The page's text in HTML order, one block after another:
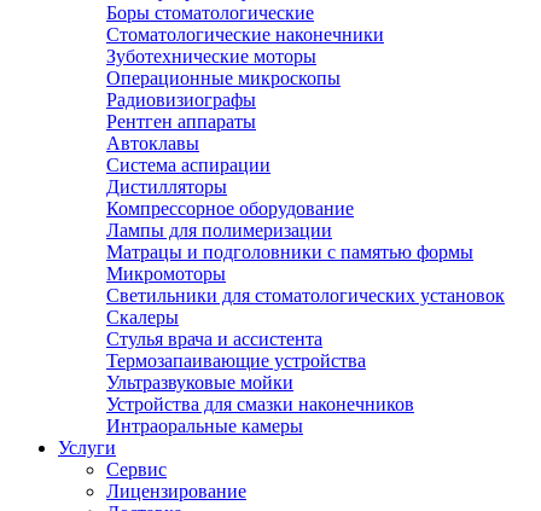
Боры стоматологические
Стоматологические наконечники
Зуботехнические моторы
Операционные микроскопы
Радиовизиографы
Рентген аппараты
Автоклавы
Система аспирации
Дистилляторы
Компрессорное оборудование
Лампы для полимеризации
Матрацы и подголовники с памятью формы
Микромоторы
Светильники для стоматологических установок
Скалеры
Стулья врача и ассистента
Термозапаивающие устройства
Ультразвуковые мойки
Устройства для смазки наконечников
Интраоральные камеры
Услуги
Сервис
Лицензирование